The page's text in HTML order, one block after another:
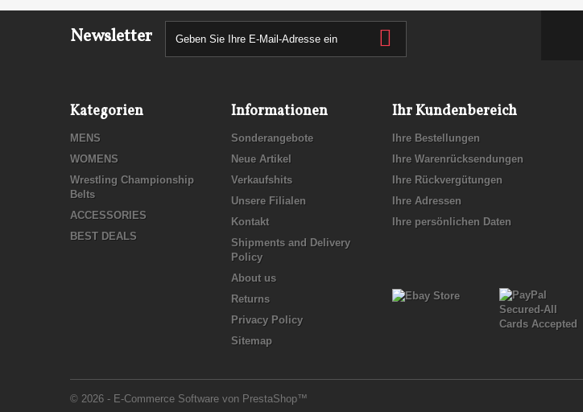
Newsletter
Kategorien
MENS
WOMENS
Wrestling Championship
Belts
ACCESSORIES
BEST DEALS
Informationen
Sonderangebote
Neue Artikel
Verkaufshits
Unsere Filialen
Kontakt
Shipments and Delivery
Policy
About us
Returns
Privacy Policy
Sitemap
© 2026 - E-Commerce Software von PrestaShop™
Ihr Kundenbereich
Ihre Bestellungen
Ihre Warenrücksendungen
Ihre Rückvergütungen
Ihre Adressen
Ihre persönlichen Daten